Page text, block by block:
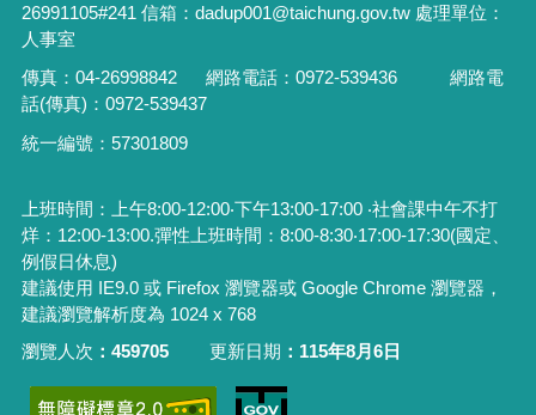
26991105#241 信箱：dadup001@taichung.gov.tw 處理單位：
人事室
傳真：04-26998842 網路電話： 0972-539436 網路電
話(傳真)： 0972-539437
統一編號：57301809
上班時間：上午8:00-12:00‧下午13:00-17:00 ‧社會課中午不打
烊：12:00-13:00.彈性上班時間：8:00-8:30‧17:00-17:30(國定、
例假日休息)
建議使用 IE9.0 或 Firefox 瀏覽器或 Google Chrome 瀏覽器，
建議瀏覽解析度為 1024 x 768
瀏覽人次
459705 更新日期 115年8月6日